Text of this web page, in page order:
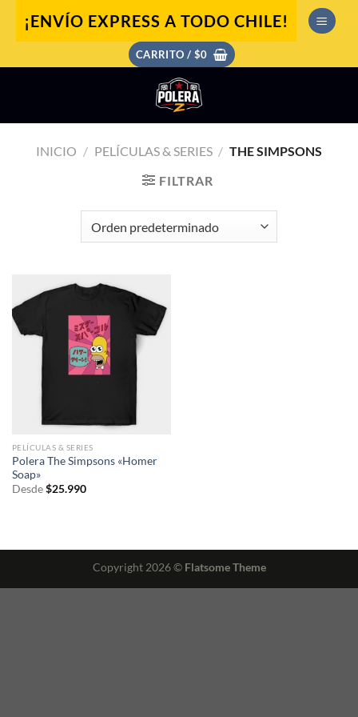
¡ENVÍO EXPRESS A TODO CHILE!
CARRITO / $0
INICIO / PELÍCULAS & SERIES / THE SIMPSONS
FILTRAR
PELÍCULAS & SERIES
Polera The Simpsons «Homer
Soap»
Desde $25.990
Copyright 2026 © Flatsome Theme